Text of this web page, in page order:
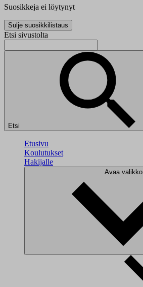
Suosikkeja ei löytynyt
Sulje suosikkilistaus
Etsi sivustolta
Etsi
Etusivu
Koulutukset
Hakijalle
Avaa valikko